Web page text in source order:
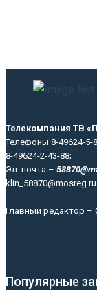
Телекомпания ТВ
Телефоны 8-49624-5-
8-49624-2-43-88;
Эл. почта –
klin_58870@mosreg.ru
Главный редактор –
Популярные